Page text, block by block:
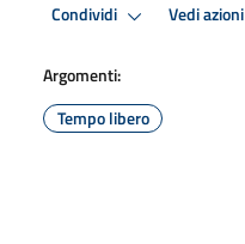
Condividi Vedi azioni
Argomenti:
Tempo libero